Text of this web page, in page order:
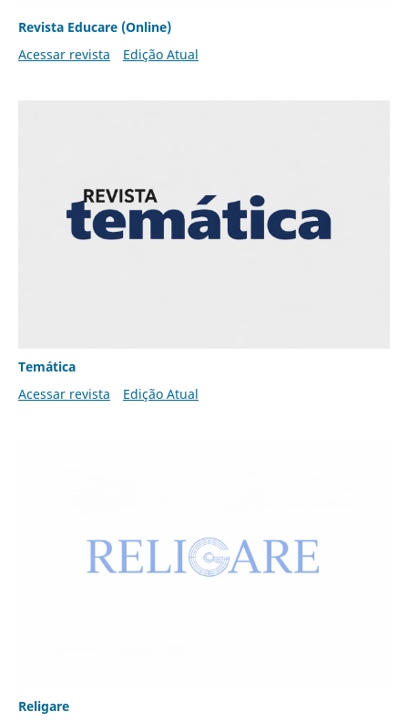
Revista Educare (Online)
Acessar revista
Edição Atual
Temática
Acessar revista
Edição Atual
Religare